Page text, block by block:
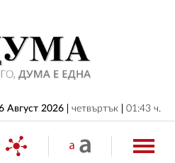
Август 2026 четвъртък 01:43 ч.
БЪЛГАРИЯ
СВЯТ